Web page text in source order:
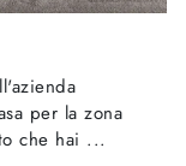
per la zona
che hai ...